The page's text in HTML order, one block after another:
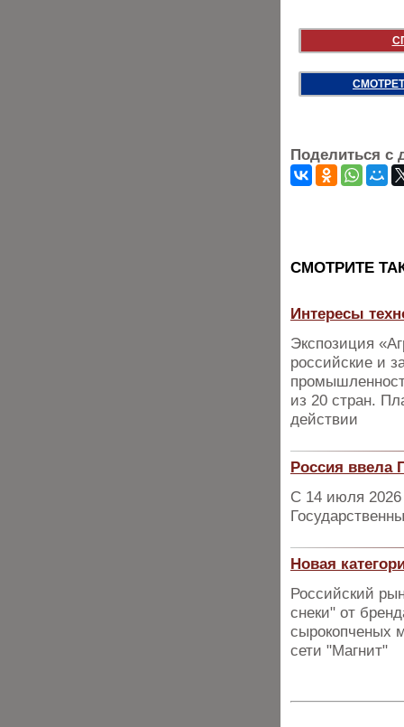
Поделиться с
CМОТРИТЕ
Интересы
Экспозиция
российские и
из 20 стран.
действии
Россия ввела
С 14 июля 2026
Новая
Российский
снеки" от
сырокопченых
сети "Магнит"